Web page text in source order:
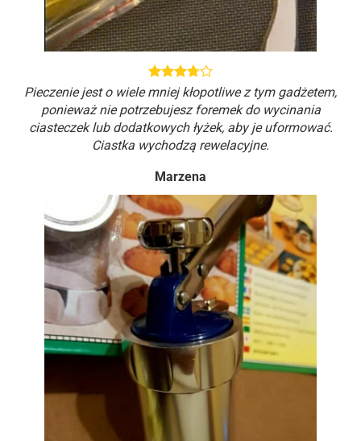
Pieczenie jest o wiele mniej kłopotliwe z tym gadżetem,
ponieważ nie potrzebujesz foremek do wycinania
ciasteczek lub dodatkowych łyżek, aby je uformować.
Ciastka wychodzą rewelacyjne.
Marzena